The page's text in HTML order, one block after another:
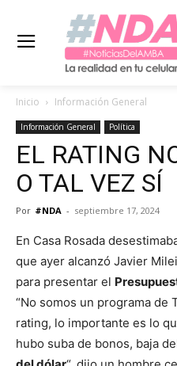
Inicio Información General
Información General Política
EL RATING
O TAL VEZ SÍ
Por #NDA - septiembre 17, 2024
En Casa Rosada
que ayer alcanzó Javier
para presentar el
“No somos un programa de
rating, lo importante es lo
hubo suba de bonos, baja